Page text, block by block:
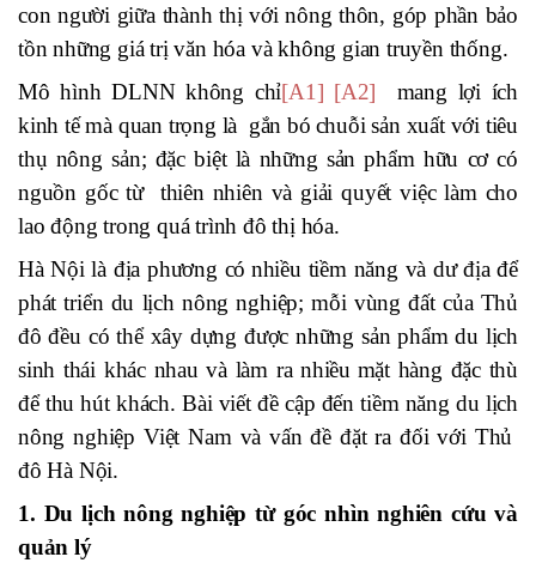
con người giữa thành thị với nông thôn, góp phần bảo
tồn những giá trị văn hóa và không gian truyền thống.
Mô hình DLNN không chỉ[A1] [A2]
mang lợi ích
kinh tếmà quan trọng là gắn bó chuỗi sản xuất với tiêu
thụ nôngsản; đặc biệt là những sản phẩm hữu cơ có
nguồn gốc từ thiên nhiên và giải quyết việc làm cho
lao động trong quá trình đô thị hóa.
Hà Nội là địa phương có nhiều tiềm năng và dư địa để
phát triển du lịch nông nghiệp; mỗi vùng đất của Thủ
đô đều có thể xây dựng được những sản phẩm du lịch
sinh thái khác nhau và làm ra nhiều mặt hàng đặc thù
để thu hútkhách. Bài viết đề cập đếntiềm năng du lịch
nông nghiệp Việt Nam và vấn đề đặt ra đối với Thủ
đôHà Nội.
1. Du lịch nông nghiệp từ góc nhìn nghiên cứu và
quản lý